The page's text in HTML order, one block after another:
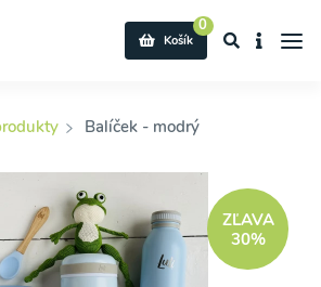
0
Košík
Balíček - modrý
ZĽAVA
30%